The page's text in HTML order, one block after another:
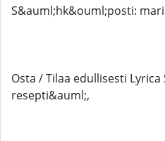
S&auml;hk&ouml;posti:
Osta / Tilaa edullisesti
resepti&auml;,